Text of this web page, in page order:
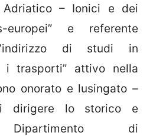
Adriatico – Ionici e dei
europei” e referente
di studi in
i trasporti” attivo nella
onorato e lusingato –
dirigere lo storico e
Dipartimento di